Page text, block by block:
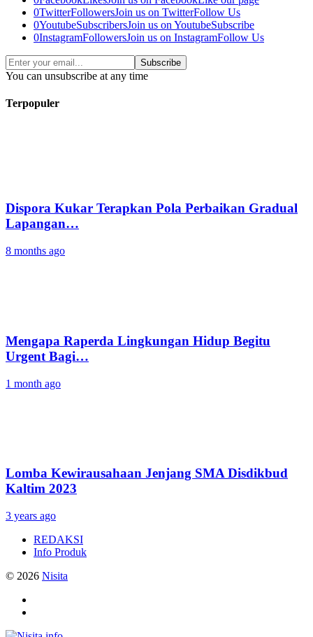
0TwitterFollowersJoin us on TwitterFollow Us
0YoutubeSubscribersJoin us on YoutubeSubscribe
0InstagramFollowersJoin us on InstagramFollow Us
Subscribe
You can unsubscribe at any time
Terpopuler
Dispora Kukar Terapkan Pola Perbaikan Gradual
Lapangan…
8 months ago
Mengapa Raperda Lingkungan Hidup Begitu
Urgent Bagi…
1 month ago
Lomba Kewirausahaan Jenjang SMA Disdikbud
Kaltim 2023
3 years ago
REDAKSI
Info Produk
© 2026 Nisita